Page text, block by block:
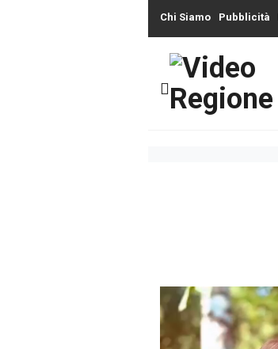
Chi Siamo Pubblicità